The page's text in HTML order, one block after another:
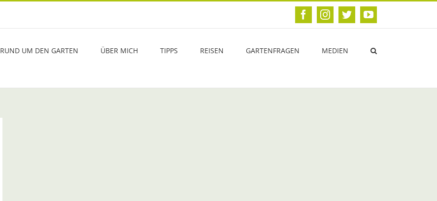
FacebookInstagram
TwitterYouTube
RUND UM DEN GARTEN ÜBER MICH TIPPS REISEN GARTENFRAGEN MEDIEN